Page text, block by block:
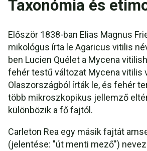
Taxonómia és
Először 1838-ban Elias Magnus
mikológus írta le Agaricus vitilis
ben Lucien Quélet a Mycena
fehér testű változat Mycena vitilis
Olaszországból írták le, és fehér
több mikroszkopikus jellemző
különbözik a fő fajtól.
Carleton Rea egy másik fajtát
(jelentése: "út menti mező")